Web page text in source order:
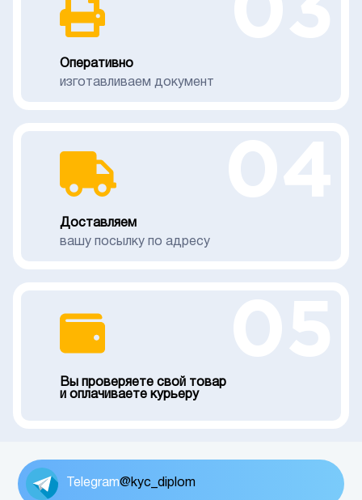
Оперативно
изготавливаем документ
Доставляем
вашу посылку по адресу
Вы проверяете свой товар
и оплачиваете курьеру
Telegram@kyc_diplom